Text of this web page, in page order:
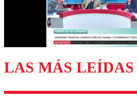
LAS MÁS LEÍDAS